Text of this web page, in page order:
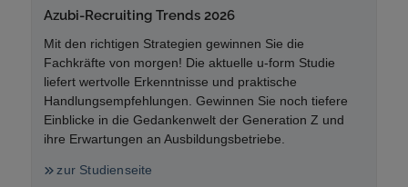
Azubi-Recruiting Trends 2026
Mit den richtigen Strategien gewinnen Sie die
Fachkräfte von morgen! Die aktuelle u-form Studie
liefert wertvolle Erkenntnisse und praktische
Handlungsempfehlungen. Gewinnen Sie noch tiefere
Einblicke in die Gedankenwelt der Generation Z und
ihre Erwartungen an Ausbildungsbetriebe.
zur Studienseite